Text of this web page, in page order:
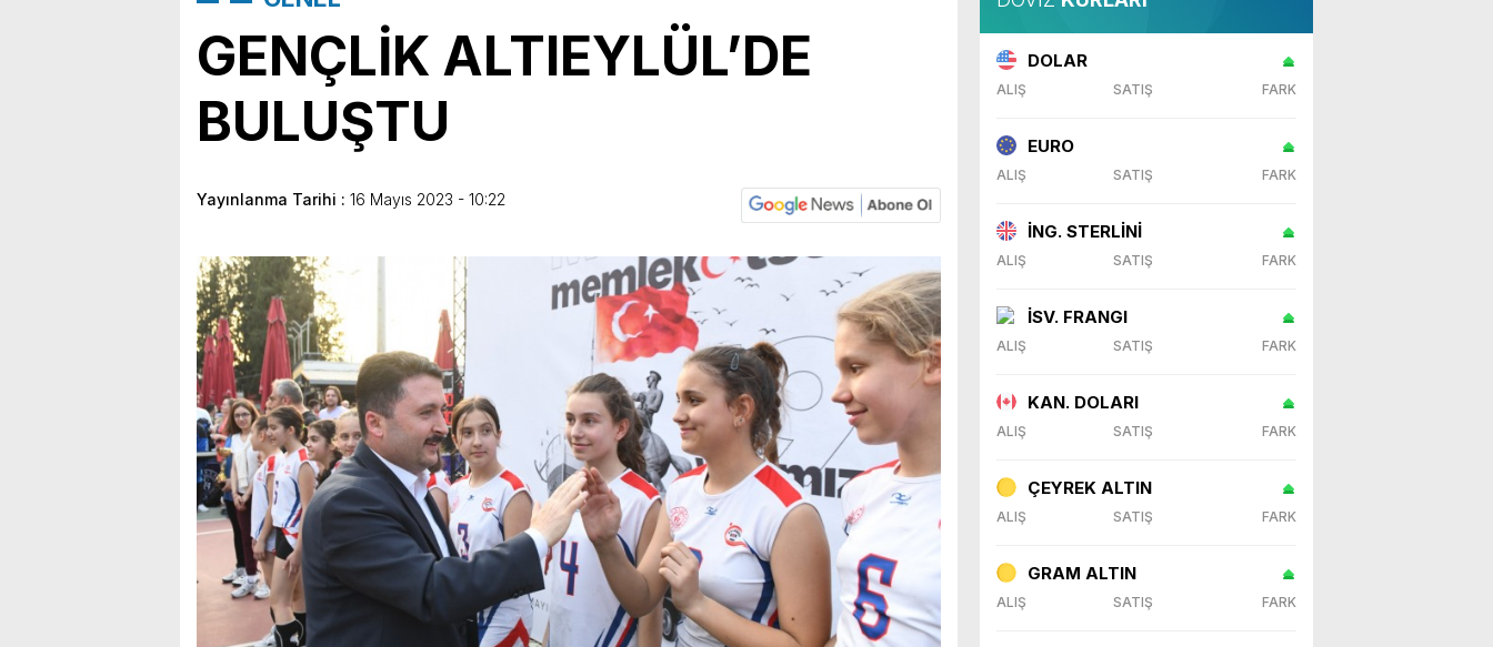
GENÇLİK ALTIEYLÜL’DE
BULUŞTU
Yayınlanma Tarihi : 16 Mayıs 2023 - 10:22
DOLAR
ALIŞ SATIŞ FARK
EURO
ALIŞ SATIŞ FARK
İNG. STERLİNİ
ALIŞ SATIŞ FARK
İSV. FRANGI
ALIŞ SATIŞ FARK
KAN. DOLARI
ALIŞ SATIŞ FARK
ÇEYREK ALTIN
ALIŞ SATIŞ FARK
GRAM ALTIN
ALIŞ SATIŞ FARK